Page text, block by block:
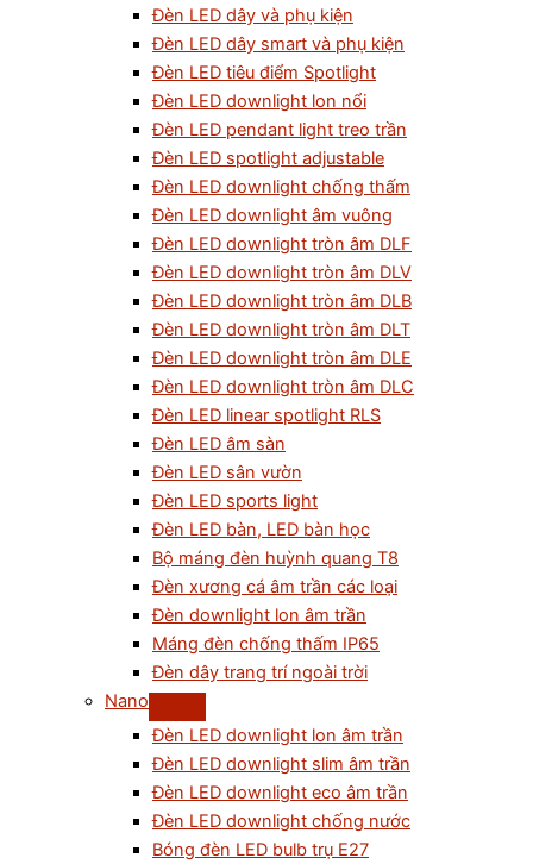
Đèn LED dây và phụ kiện
Đèn LED dây smart và phụ kiện
Đèn LED tiêu điểm Spotlight
Đèn LED downlight lon nổi
Đèn LED pendant light treo trần
Đèn LED spotlight adjustable
Đèn LED downlight chống thấm
Đèn LED downlight âm vuông
Đèn LED downlight tròn âm DLF
Đèn LED downlight tròn âm DLV
Đèn LED downlight tròn âm DLB
Đèn LED downlight tròn âm DLT
Đèn LED downlight tròn âm DLE
Đèn LED downlight tròn âm DLC
Đèn LED linear spotlight RLS
Đèn LED âm sàn
Đèn LED sân vườn
Đèn LED sports light
Đèn LED bàn, LED bàn học
Bộ máng đèn huỳnh quang T8
Đèn xương cá âm trần các loại
Đèn downlight lon âm trần
Máng đèn chống thấm IP65
Đèn dây trang trí ngoài trời
Nano
Đèn LED downlight lon âm trần
Đèn LED downlight slim âm trần
Đèn LED downlight eco âm trần
Đèn LED downlight chống nước
Bóng đèn LED bulb trụ E27